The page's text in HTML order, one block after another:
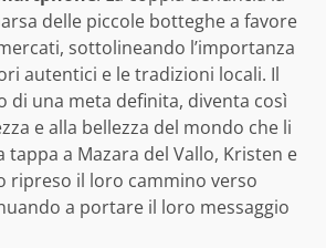
delle piccole botteghe a favore
sottolineando l’importanza
autentici e le tradizioni locali. Il
di una meta definita, diventa così
e alla bellezza del mondo che li
tappa a Mazara del Vallo, Kristen e
ripreso il loro cammino verso
a portare il loro messaggio